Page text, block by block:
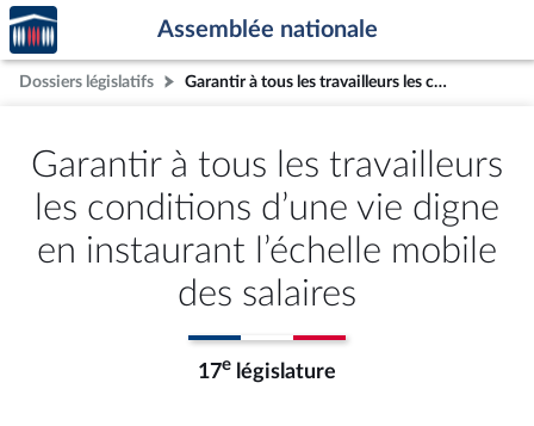
Aller au contenu
Aller en bas de la page
Accèder
à la
page
d'accueil
Assemblée nationale
Dossiers législatifs Garantir à tous les travailleurs les conditions d’une vie digne en instaurant l’échelle mobile des salaires
Garantir à tous les travailleurs
les conditions d’une vie digne
en instaurant l’échelle mobile
des salaires
17e législature